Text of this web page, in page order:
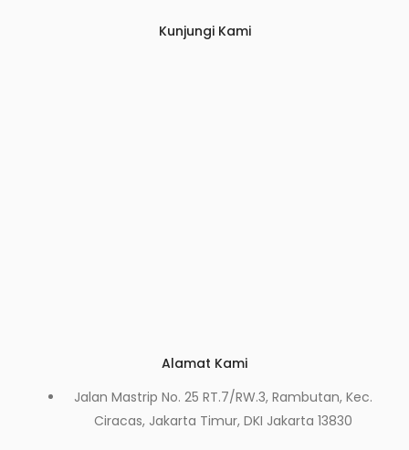
Kunjungi Kami
Alamat Kami
Jalan Mastrip No. 25 RT.7/RW.3, Rambutan, Kec.
Ciracas, Jakarta Timur, DKI Jakarta 13830